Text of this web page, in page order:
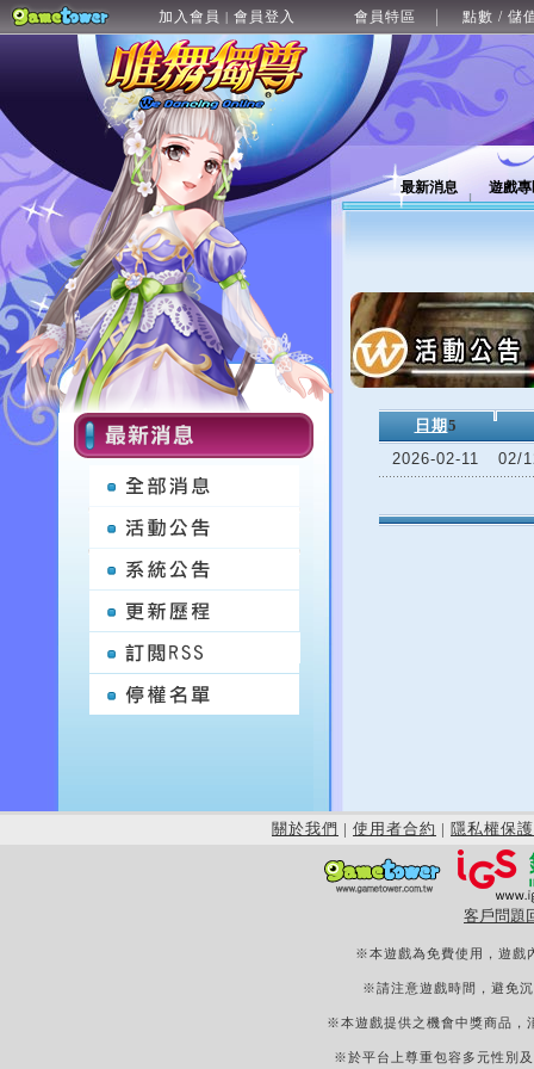
加入會員 | 會員登入 會員特區 點數 / 儲
最新消息 遊戲
日期 5
2026-02-11
02/
關於我們 | 使用者合約 | 隱私權保護
客戶問題
※本遊戲為免費使用，遊戲
※請注意遊戲時間，避免
※本遊戲提供之機會中獎商品，
※於平台上尊重包容多元性別